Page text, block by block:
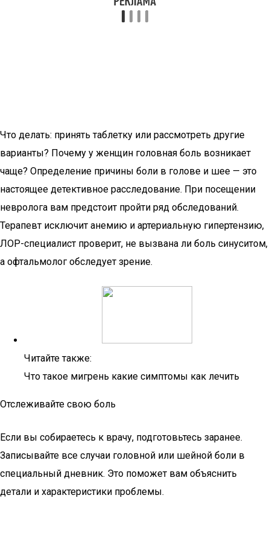
Что делать: принять таблетку или рассмотреть другие
варианты? Почему у женщин головная боль возникает
чаще? Определение причины боли в голове и шее — это
настоящее детективное расследование. При посещении
невролога вам предстоит пройти ряд обследований.
Терапевт исключит анемию и артериальную гипертензию,
ЛОР-специалист проверит, не вызвана ли боль синуситом,
а офтальмолог обследует зрение.
Читайте также:
Что такое мигрень какие симптомы как лечить
Отслеживайте свою боль
Если вы собираетесь к врачу, подготовьтесь заранее.
Записывайте все случаи головной или шейной боли в
специальный дневник. Это поможет вам объяснить
детали и характеристики проблемы.